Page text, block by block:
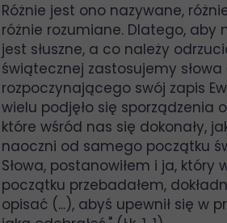
Różnie jest ono nazywane,
różnie rozumiane. Dlatego, aby
jest słuszne, a co należy
świątecznej zastosujemy słowa
rozpoczynającego swój zapis
wielu podjęło się sporządzenia
które wśród nas się dokonały,
naoczni od samego początku
Słowa, postanowiłem i ja, który
początku przebadałem,
opisać (...), abyś upewnił się w